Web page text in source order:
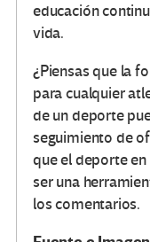
educación
vida.
¿Piensas que la
para cualquier
de un deporte
seguimiento de
que el deporte
ser una
los comentarios.